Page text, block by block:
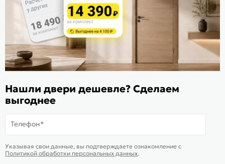
В корзину-94 632 ₽ Купить в 1 клик
Оцените магазин
ИКС 1340
© 2010—2026 Склад Дверей 169.RU
Пользовательское соглашение
Политика обработки персональных данных
Карта сайта
Нашли двери дешевле? Сделаем
выгоднее
Телефон*
Указывая свои данные, вы подтверждаете ознакомление c
Политикой обработки персональных данных.